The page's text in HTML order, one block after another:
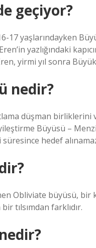
geçiyor?
17 yaşlarındayken
yazlığındaki
yirmi yıl sonra
nedir?
düşman birliklerini
Büyüsü –
hedef
Obliviate büyüsü,
tılsımdan farklıdır.